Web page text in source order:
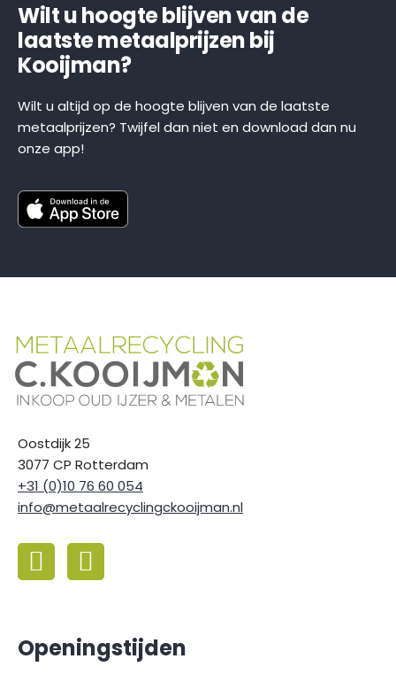
Wilt u hoogte blijven van de
laatste metaalprijzen bij
Kooijman?
Wilt u altijd op de hoogte blijven van de laatste
metaalprijzen? Twijfel dan niet en download dan nu
onze app!
Oostdijk 25
3077 CP Rotterdam
+31 (0)10 76 60 054
info@metaalrecyclingckooijman.nl
Openingstijden